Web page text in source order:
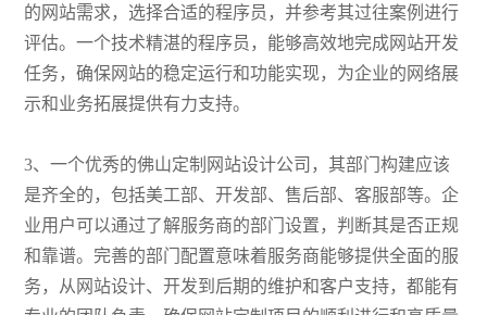
的网站需求，选择合适的程序员，并参考其过往案例进行
评估。一个技术精湛的程序员，能够高效地完成网站开发
任务，确保网站的稳定运行和功能实现，为企业的网络展
示和业务拓展提供有力支持。
3、一个优秀的佛山定制网站设计公司，其部门构建应该
是齐全的，包括美工部、开发部、售后部、客服部等。企
业用户可以通过了解服务商的部门设置，判断其是否正规
和靠谱。完善的部门配置意味着服务商能够提供全面的服
务，从网站设计、开发到后期的维护和客户支持，都能有